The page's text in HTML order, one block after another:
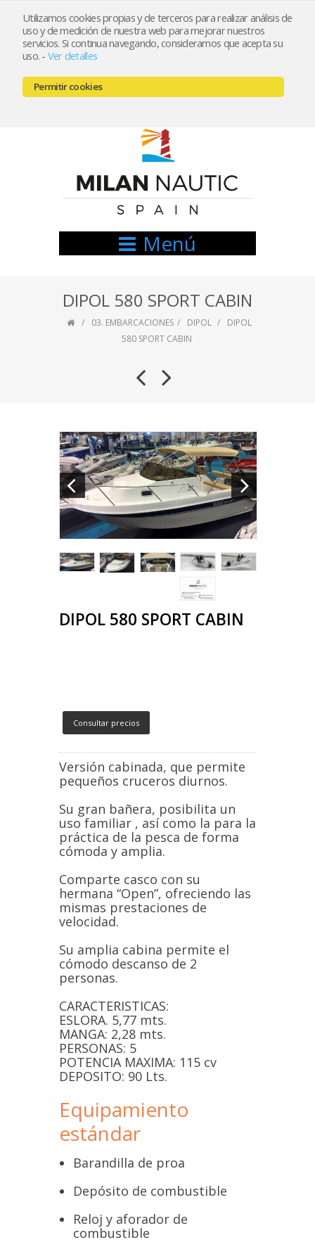
Utilizamos cookies propias y de terceros para realizar análisis de
uso y de medición de nuestra web para mejorar nuestros
servicios. Si continua navegando, consideramos que acepta su
uso. - Ver detalles
Permitir cookies
Registrarse Mi cuenta
666521122 // 654999333
Menú
DIPOL 580 SPORT CABIN
03. EMBARCACIONES DIPOL
DIPOL
580 SPORT CABIN
DIPOL 580 SPORT CABIN
Consultar precios
Versión cabinada, que permite
pequeños cruceros diurnos.
Su gran bañera, posibilita un
uso familiar , así como la para la
práctica de la pesca de forma
cómoda y amplia.
Comparte casco con su
hermana “Open”, ofreciendo las
mismas prestaciones de
velocidad.
Su amplia cabina permite el
cómodo descanso de 2
personas.
CARACTERISTICAS:
ESLORA. 5,77 mts.
MANGA: 2,28 mts.
PERSONAS: 5
POTENCIA MAXIMA: 115 cv
DEPOSITO: 90 Lts.
Equipamiento
estándar
Barandilla de proa
Depósito de combustible
Reloj y aforador de
combustible